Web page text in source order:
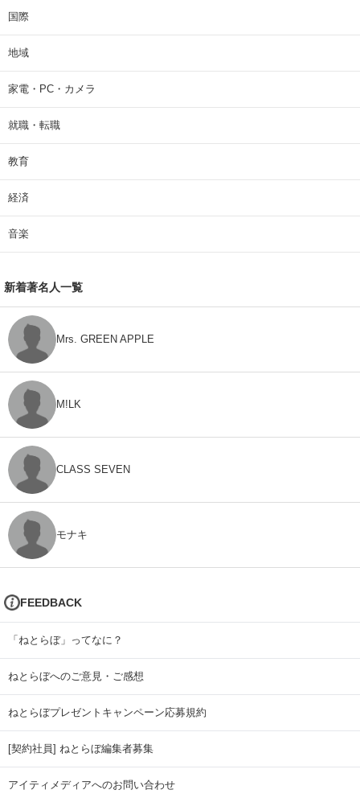
国際
地域
家電・PC・カメラ
就職・転職
教育
経済
音楽
新着著名人一覧
Mrs. GREEN APPLE
M!LK
CLASS SEVEN
モナキ
FEEDBACK
「ねとらぼ」ってなに？
ねとらぼへのご意見・ご感想
ねとらぼプレゼントキャンペーン応募規約
[契約社員] ねとらぼ編集者募集
アイティメディアへのお問い合わせ